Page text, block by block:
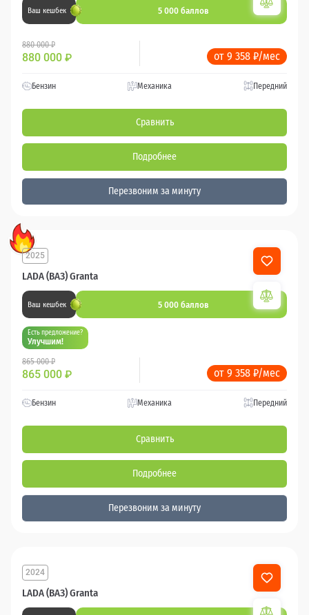
Ваш кешбек 5 000 баллов
880 000 ₽
880 000 ₽ от 9 358 ₽/мес
Бензин Механика Передний
Сравнить
Подробнее
Перезвоним за минуту
LADA (ВАЗ) Granta
2025
Ваш кешбек 5 000 баллов
Есть предложение?
Улучшим!
865 000 ₽
865 000 ₽ от 9 358 ₽/мес
Бензин Механика Передний
Сравнить
Подробнее
Перезвоним за минуту
LADA (ВАЗ) Granta
2024